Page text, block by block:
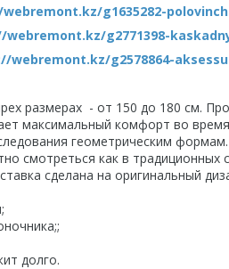
g1635282-
g2771398-
webremont.kz/g2578864-
размерах - от 150 до 180 см.
максимальный комфорт во
геометрическим
смотреться как в традиционных
сделана на оригинальный
долго.